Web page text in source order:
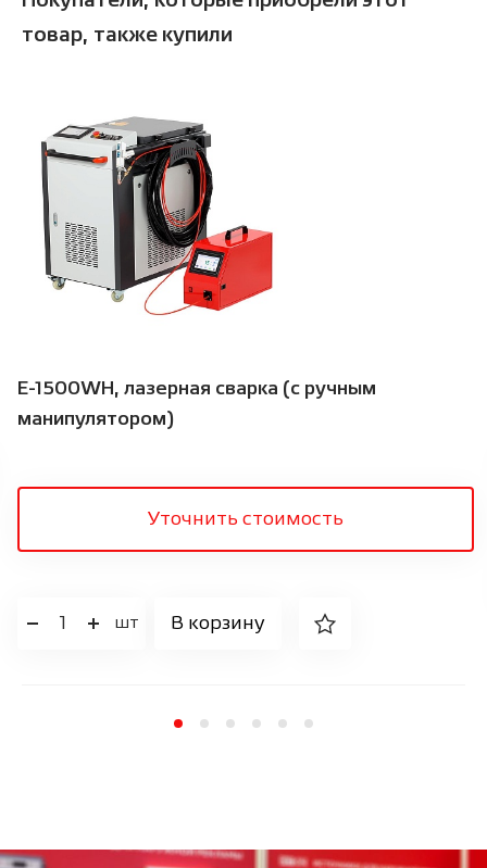
товар, также купили
E-1500WH, лазерная сварка (с ручным
манипулятором)
Уточнить стоимость
1 шт В корзину